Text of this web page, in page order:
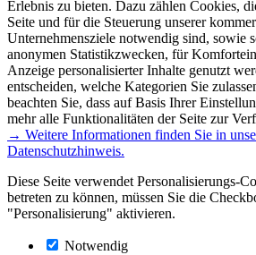
Erlebnis zu bieten. Dazu zählen Cookies,
Seite und für die Steuerung unserer
Unternehmensziele notwendig sind, sowie
anonymen Statistikzwecken, für
Anzeige personalisierter Inhalte genutzt
entscheiden, welche Kategorien Sie
beachten Sie, dass auf Basis Ihrer
mehr alle Funktionalitäten der Seite zur
→ Weitere Informationen finden Sie in
Datenschutzhinweis.
Diese Seite verwendet Personalisierungs-
betreten zu können, müssen Sie die
"Personalisierung" aktivieren.
Notwendig